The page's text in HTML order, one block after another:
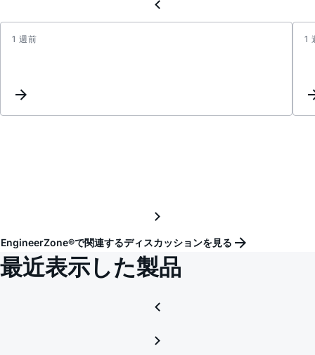
1 週前 1
EngineerZone®で関連するディスカッションを見る
最近表示した製品